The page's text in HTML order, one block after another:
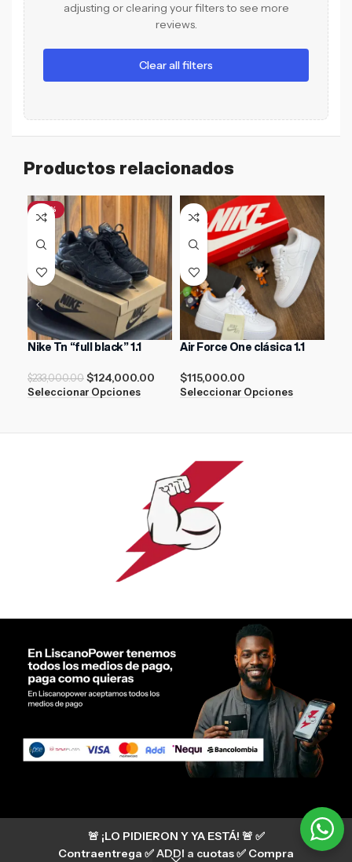
🚨 ¡LO PIDIERON Y YA ESTÁ! 🚨 ✅
Contraentrega ✅ ADDI a cuotas ✅ Compra
adjusting or clearing your filters to see more
reviews.
Clear all filters
Productos relacionados
-47%
Nike Tn “full black” 1.1
$233,000.00 $124,000.00
Seleccionar Opciones
Air Force One clásica 1.1
$115,000.00
Seleccionar Opciones
Si tienes algún tipo de duda, puedes consultar
nuestro centro de ayuda